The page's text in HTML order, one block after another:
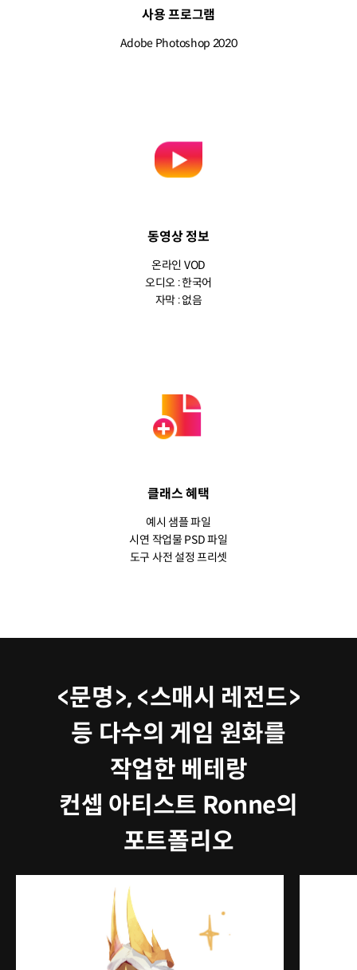
사용 프로그램
Adobe Photoshop 2020
동영상 정보
온라인 VOD
오디오 : 한국어
자막 : 없음
클래스 혜택
예시 샘플 파일
시연 작업물 PSD 파일
도구 사전 설정 프리셋
<문명>, <스매시 레전드>
등 다수의 게임 원화를
작업한 베테랑
컨셉 아티스트 Ronne의
포트폴리오